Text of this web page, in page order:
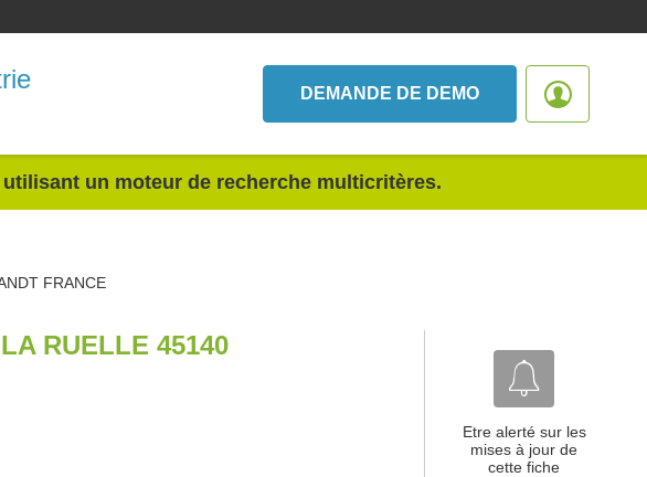
DEMANDE DE DEMO
un moteur de recherche multicritères.
FRANCE
RUELLE 45140
Etre alerté sur les
mises à jour de
cette fiche